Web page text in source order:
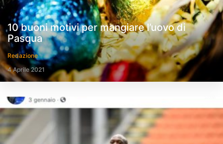
10 buoni motivi per mangiare l’uovo di
Pasqua
Redazione
4 Aprile 2021